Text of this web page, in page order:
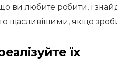
ви любите робити, і
щасливішими, якщо
їх